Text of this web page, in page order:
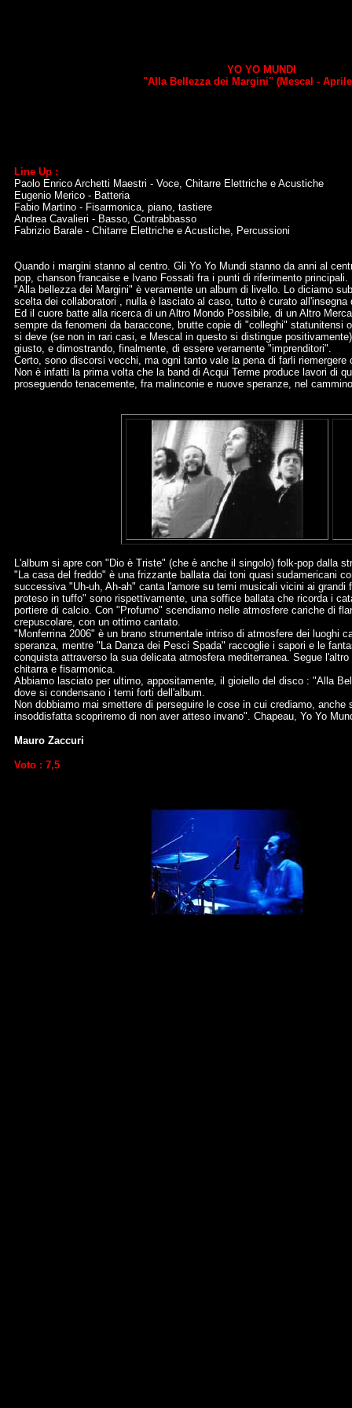
YO YO MUNDI
"Alla Bellezza dei Margini" (Mescal - Aprile
Line Up :
Paolo Enrico Archetti Maestri - Voce, Chitarre Elettriche e Acustiche
Eugenio Merico - Batteria
Fabio Martino - Fisarmonica, piano, tastiere
Andrea Cavalieri - Basso, Contrabbasso
Fabrizio Barale - Chitarre Elettriche e Acustiche, Percussioni
Quando i margini stanno al centro. Gli Yo Yo Mundi stanno da anni al
pop, chanson francaise e Ivano Fossati fra i punti di riferimento principali.
"Alla bellezza dei Margini" è veramente un album di livello. Lo diciamo
scelta dei collaboratori , nulla è lasciato al caso, tutto è curato
Ed il cuore batte alla ricerca di un Altro Mondo Possibile, di un Altro
sempre da fenomeni da baraccone, brutte copie di "colleghi"
si deve (se non in rari casi, e Mescal in questo si distingue
giusto, e dimostrando, finalmente, di essere veramente "imprenditori".
Certo, sono discorsi vecchi, ma ogni tanto vale la pena di farli riemergere
Non è infatti la prima volta che la band di Acqui Terme produce lavori di
proseguendo tenacemente, fra malinconie e nuove speranze, nel
L'album si apre con "Dio è Triste" (che è anche il singolo) folk-pop dalla
"La casa del freddo" è una frizzante ballata dai toni quasi sudamericani
successiva "Uh-uh, Ah-ah" canta l'amore su temi musicali vicini ai
proteso in tuffo" sono rispettivamente, una soffice ballata che ricorda i
portiere di calcio. Con "Profumo" scendiamo nelle atmosfere cariche di
crepuscolare, con un ottimo cantato.
"Monferrina 2006" è un brano strumentale intriso di atmosfere dei luoghi
speranza, mentre "La Danza dei Pesci Spada" raccoglie i sapori e le
conquista attraverso la sua delicata atmosfera mediterranea. Segue
chitarra e fisarmonica.
Abbiamo lasciato per ultimo, appositamente, il gioiello del disco : "Alla
dove si condensano i temi forti dell'album.
Non dobbiamo mai smettere di perseguire le cose in cui crediamo,
insoddisfatta scopriremo di non aver atteso invano". Chapeau, Yo Yo
Mauro Zaccuri
Voto : 7,5